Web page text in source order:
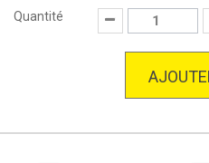
Quantité